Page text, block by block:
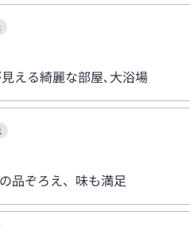
える綺麗な部屋､大浴場
品ぞろえ、味も満足